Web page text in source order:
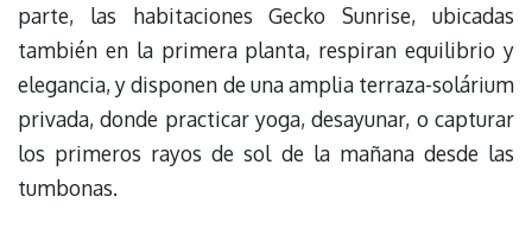
parte, las habitaciones Gecko Sunrise, ubicadas
también en la primera planta, respiran equilibrio y
elegancia, y disponen de una amplia terraza-solárium
privada, donde practicar yoga, desayunar, o capturar
los primeros rayos de sol de la mañana desde las
tumbonas.